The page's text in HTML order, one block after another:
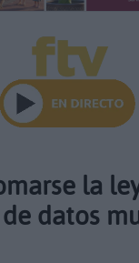
la
datos